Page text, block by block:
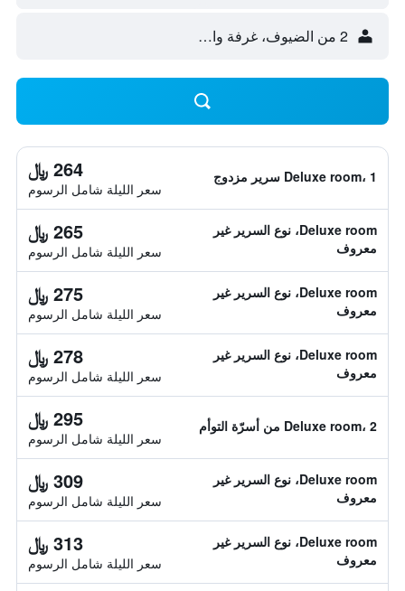
2 من الضيوف، غرفة واحدة
Deluxe room، 1 سرير مزدوج 264 ﷼
سعر الليلة شامل الرسوم
Deluxe room، نوع السرير غير
معروف
265 ﷼
سعر الليلة شامل الرسوم
Deluxe room، نوع السرير غير
معروف
275 ﷼
سعر الليلة شامل الرسوم
Deluxe room، نوع السرير غير
معروف
278 ﷼
سعر الليلة شامل الرسوم
Deluxe room، 2 من أسرّة التوأم 295 ﷼
سعر الليلة شامل الرسوم
Deluxe room، نوع السرير غير
معروف
309 ﷼
سعر الليلة شامل الرسوم
Deluxe room، نوع السرير غير
معروف
313 ﷼
سعر الليلة شامل الرسوم